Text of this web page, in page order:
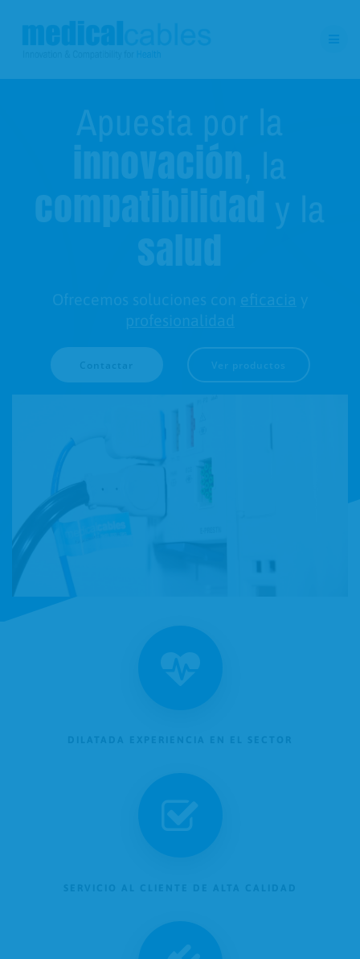
Apuesta por la
innovación, la
compatibilidad y la
salud
Ofrecemos soluciones con eficacia y
profesionalidad
Ver productos